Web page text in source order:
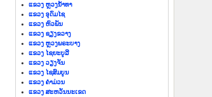
ແຂວງ ຫຼວງນໍ້າທາ
ແຂວງ ອຸດົມໄຊ
ແຂວງ ຫົວພັນ
ແຂວງ ຊຽງຂວາງ
ແຂວງ ຫຼວງພຣະບາງ
ແຂວງ ໄຊຍະບູລີ
ແຂວງ ວຽງຈັນ
ແຂວງ ໄຊສົມບູນ
ແຂວງ ຄຳມ່ວນ
ແຂວງ ສະຫວັນນະເຂດ